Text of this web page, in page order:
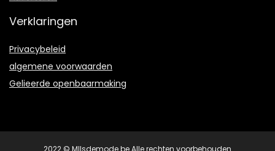
Verklaringen
Privacybeleid
algemene voorwaarden
Gelieerde openbaarmaking